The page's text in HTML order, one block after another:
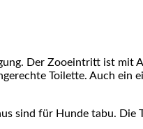
Der Zooeintritt ist mit
Toilette. Auch ein
sind für Hunde tabu. Die